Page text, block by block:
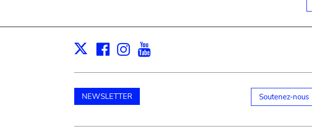
X Facebook
Instagram
NEWSLETTER Soutenez-nous